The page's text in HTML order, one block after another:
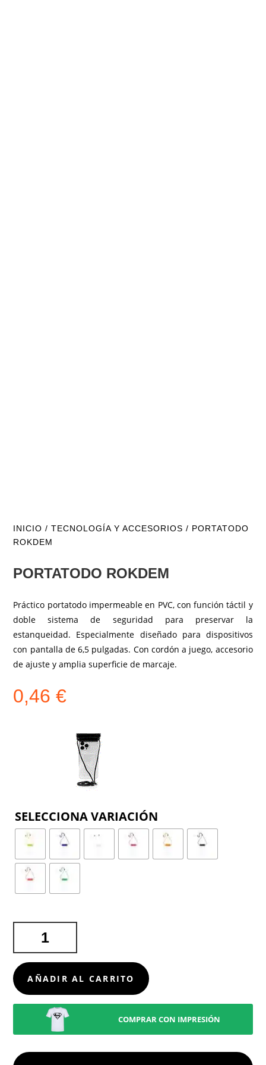
INICIO /TECNOLOGÍA Y ACCESORIOS / PORTATODO
ROKDEM
PORTATODO ROKDEM
Práctico portatodo impermeable en PVC, con función táctil y
doble sistema de seguridad para preservar la
estanqueidad. Especialmente diseñado para dispositivos
con pantalla de 6,5 pulgadas. Con cordón a juego, accesorio
de ajuste y amplia superficie de marcaje.
0,46€
ROKDEM
CANTIDAD
AÑADIR AL CARRITO
COMPRAR CON IMPRESIÓN